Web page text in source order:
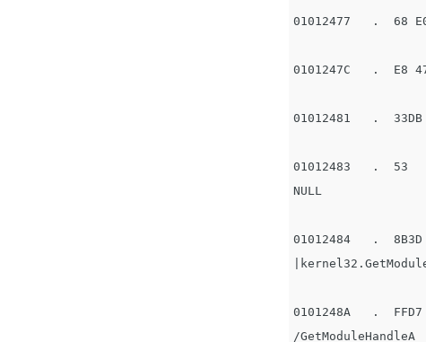
01012477   .  68
0101247C   .  E8
01012481   .  33DB
01012483   .  53
NULL
01012484   .  8B3D
0101248A   .  FFD7